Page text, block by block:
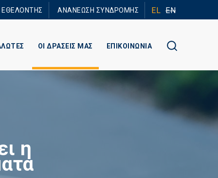
ΕΘΕΛΟΝΤΗΣ ΑΝΑΝΕΩΣΗ ΣΥΝΔΡΟΜΗΣ EL EN
ΟΙ ΔΡΑΣΕΙΣ ΜΑΣ ΕΠΙΚΟΙΝΩΝΙΑ
η